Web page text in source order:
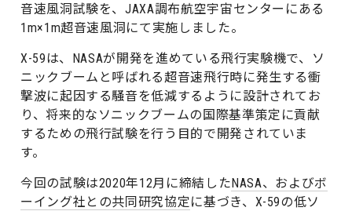
音速風洞試験を、JAXA調布航空宇宙センターにある
1m×1m超音速風洞にて実施しました。
X-59は、NASAが開発を進めている飛行実験機で、ソ
ニックブームと呼ばれる超音速飛行時に発生する衝
撃波に起因する騒音を低減するように設計されてお
り、将来的なソニックブームの国際基準策定に貢献
するための飛行試験を行う目的で開発されていま
す。
今回の試験は2020年12月に締結したNASA、およびボ
ーイング社との共同研究協定に基づき、X-59の低ソ